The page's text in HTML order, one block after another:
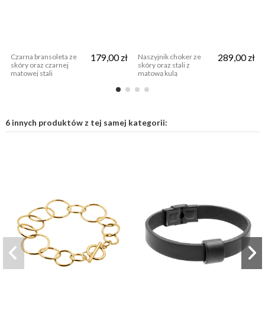
Czarna bransoleta ze
skóry oraz czarnej
matowej stali
179,00 zł
Naszyjnik choker ze
skóry oraz stali z
matową kulą
289,00 zł
6 innych produktów z tej samej kategorii: